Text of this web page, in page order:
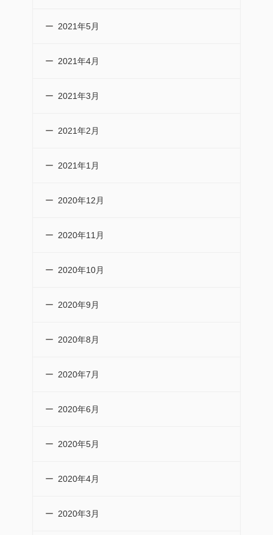
2021年5月
2021年4月
2021年3月
2021年2月
2021年1月
2020年12月
2020年11月
2020年10月
2020年9月
2020年8月
2020年7月
2020年6月
2020年5月
2020年4月
2020年3月